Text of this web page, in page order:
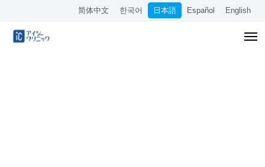
简体中文 한국어 日本語 Español English